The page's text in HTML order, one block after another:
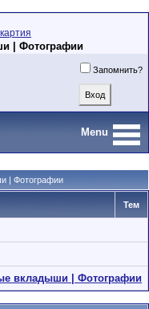
| Фотографии
Запомнить?
Menu
| Фотографии
Тем
вкладыши | Фотографии